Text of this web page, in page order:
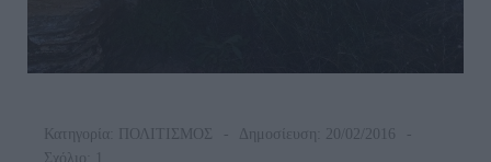
Κατηγορία: ΠΟΛΙΤΙΣΜΟΣ
Δημοσίευση: 20/02/2016
Σχόλιο: 1